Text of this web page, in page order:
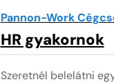
Pannon-Work
HR gyakornok
Szeretnél belelátni